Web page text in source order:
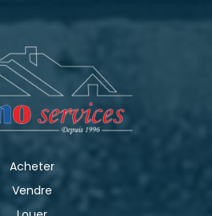
Acheter
Vendre